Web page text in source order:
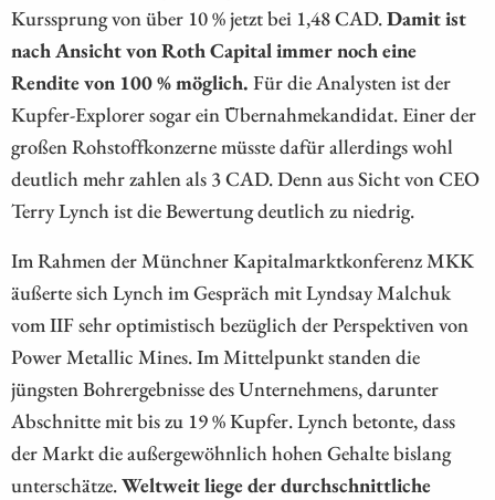
Kurssprung von über 10 % jetzt bei 1,48 CAD.Damit ist
nach Ansicht von Roth Capital immer noch eine
Rendite von 100 % möglich. Für die Analysten ist der
Kupfer-Explorer sogar ein Übernahmekandidat. Einer der
großen Rohstoffkonzerne müsste dafür allerdings wohl
deutlich mehr zahlen als 3 CAD. Denn aus Sicht von CEO
Terry Lynch ist die Bewertung deutlich zu niedrig.
Im Rahmen der Münchner Kapitalmarktkonferenz MKK
äußerte sich Lynch im Gespräch mit Lyndsay Malchuk
vom IIF sehr optimistisch bezüglich der Perspektiven von
Power Metallic Mines. Im Mittelpunkt standen die
jüngsten Bohrergebnisse des Unternehmens, darunter
Abschnitte mit bis zu 19 % Kupfer. Lynch betonte, dass
der Markt die außergewöhnlich hohen Gehalte bislang
unterschätze.Weltweit liege der durchschnittliche